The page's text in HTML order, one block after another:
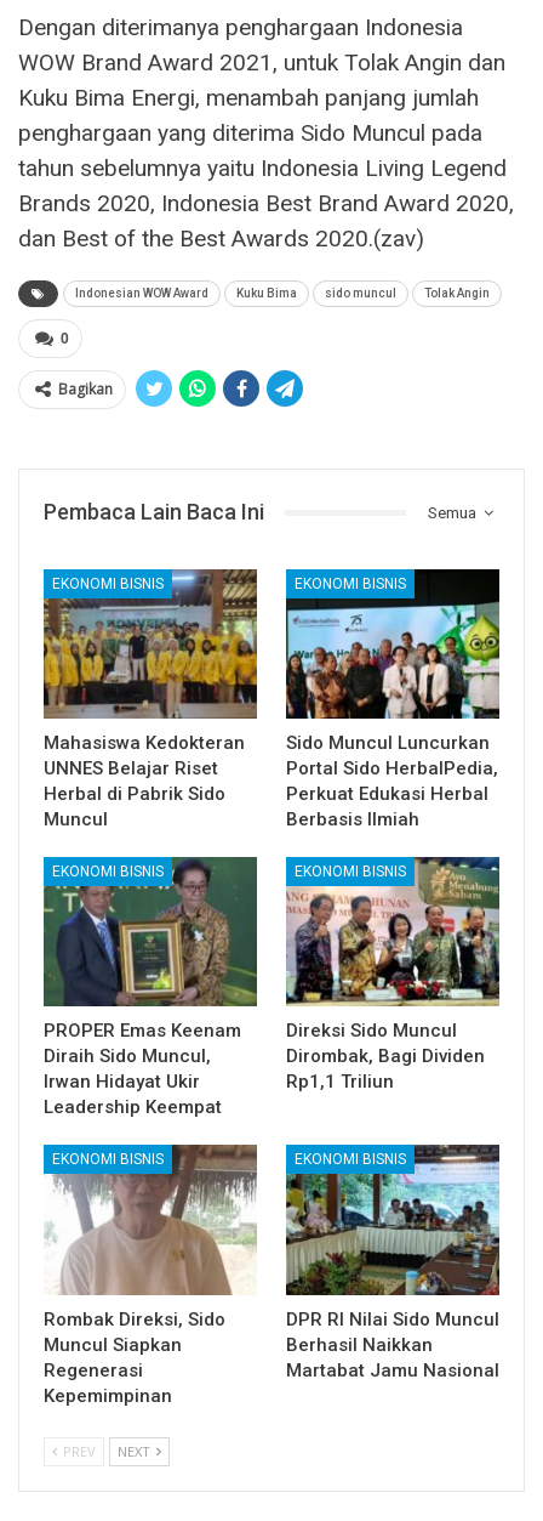
Dengan diterimanya penghargaan Indonesia
WOW Brand Award 2021, untuk Tolak Angin dan
Kuku Bima Energi, menambah panjang jumlah
penghargaan yang diterima Sido Muncul pada
tahun sebelumnya yaitu Indonesia Living Legend
Brands 2020, Indonesia Best Brand Award 2020,
dan Best of the Best Awards 2020.(zav)
Indonesian WOW Award Kuku Bima sido muncul Tolak Angin
0
Bagikan
Semua
Pembaca Lain Baca Ini
EKONOMI BISNIS
Mahasiswa Kedokteran
UNNES Belajar Riset
Herbal di Pabrik Sido
Muncul
EKONOMI BISNIS
Sido Muncul Luncurkan
Portal Sido HerbalPedia,
Perkuat Edukasi Herbal
Berbasis Ilmiah
EKONOMI BISNIS
PROPER Emas Keenam
Diraih Sido Muncul,
Irwan Hidayat Ukir
Leadership Keempat
EKONOMI BISNIS
Direksi Sido Muncul
Dirombak, Bagi Dividen
Rp1,1 Triliun
EKONOMI BISNIS
Rombak Direksi, Sido
Muncul Siapkan
Regenerasi
Kepemimpinan
EKONOMI BISNIS
DPR RI Nilai Sido Muncul
Berhasil Naikkan
Martabat Jamu Nasional
PREV NEXT